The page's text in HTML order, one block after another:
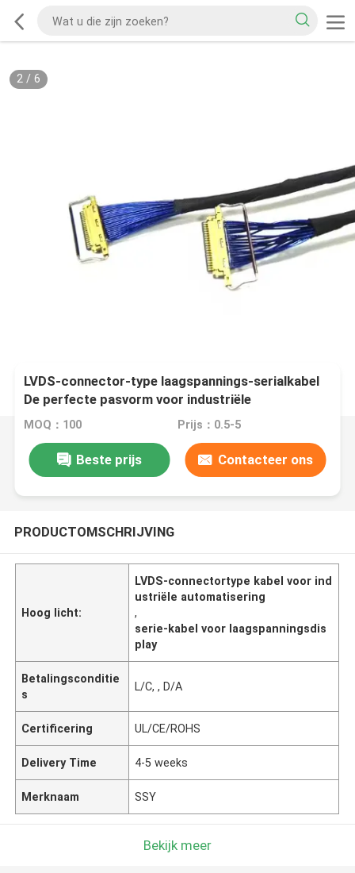
2/ 6
LVDS-connector-type laagspannings-serialkabel
De perfecte pasvorm voor industriële
automatisering
MOQ：100 Prijs：0.5-5
Beste prijs Contacteer ons
PRODUCTOMSCHRIJVING
Hoog licht:
LVDS-connectortype kabel voor ind
ustriële automatisering
,
serie-kabel voor laagspanningsdis
play
Betalingsconditie
s
L/C, , D/A
Certificering UL/CE/ROHS
Delivery Time 4-5 weeks
Merknaam SSY
Bekijk meer